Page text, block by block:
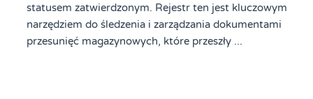
statusem zatwierdzonym. Rejestr ten jest kluczowym
narzędziem do śledzenia i zarządzania dokumentami
przesunięć magazynowych, które przeszły ...